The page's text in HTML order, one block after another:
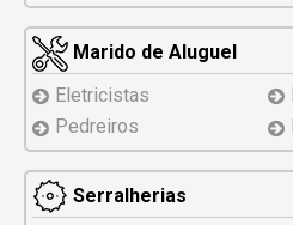
Marido de Aluguel
Eletricistas
Pedreiros
Serralherias